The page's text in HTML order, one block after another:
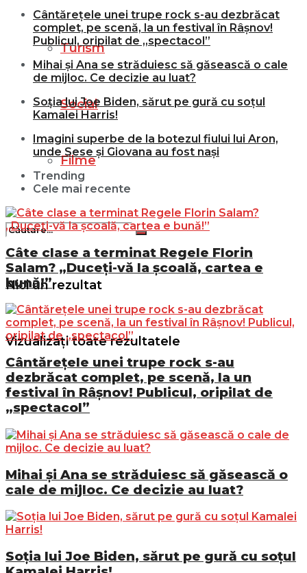
Turism
Social
Filme
Nici un rezultat
Vizualizați toate rezultatele
Cântărețele unei trupe rock s-au dezbrăcat
complet, pe scenă, la un festival în Râșnov!
Publicul, oripilat de „spectacol”
Mihai și Ana se străduiesc să găsească o cale
de mijloc. Ce decizie au luat?
Soția lui Joe Biden, sărut pe gură cu soțul
Kamalei Harris!
Imagini superbe de la botezul fiului lui Aron,
unde Sese și Giovana au fost nași
Trending
Cele mai recente
Câte clase a terminat Regele Florin
Salam? „Duceți-vă la școală, cartea e
bună!”
Cântărețele unei trupe rock s-au
dezbrăcat complet, pe scenă, la un
festival în Râșnov! Publicul, oripilat de
„spectacol”
Mihai și Ana se străduiesc să găsească o
cale de mijloc. Ce decizie au luat?
Soția lui Joe Biden, sărut pe gură cu soțul